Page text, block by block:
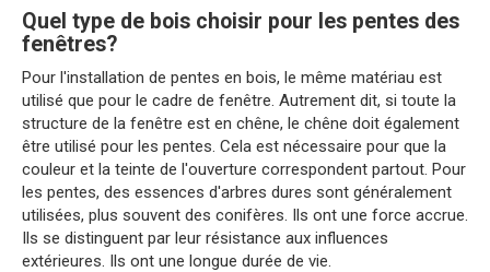
Quel type de bois choisir pour les pentes des
fenêtres?
Pour l'installation de pentes en bois, le même matériau est
utilisé que pour le cadre de fenêtre. Autrement dit, si toute la
structure de la fenêtre est en chêne, le chêne doit également
être utilisé pour les pentes. Cela est nécessaire pour que la
couleur et la teinte de l'ouverture correspondent partout. Pour
les pentes, des essences d'arbres dures sont généralement
utilisées, plus souvent des conifères. Ils ont une force accrue.
Ils se distinguent par leur résistance aux influences
extérieures. Ils ont une longue durée de vie.